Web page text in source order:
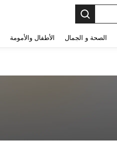
الصحة و الجمال الأطفال والأمومة